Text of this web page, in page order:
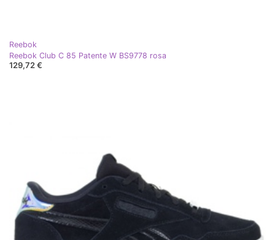
Reebok
Reebok Club C 85 Patente W BS9778 rosa
129,72 €